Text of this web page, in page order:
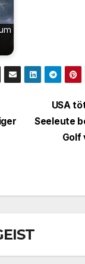
USA
Seeleute
Golf